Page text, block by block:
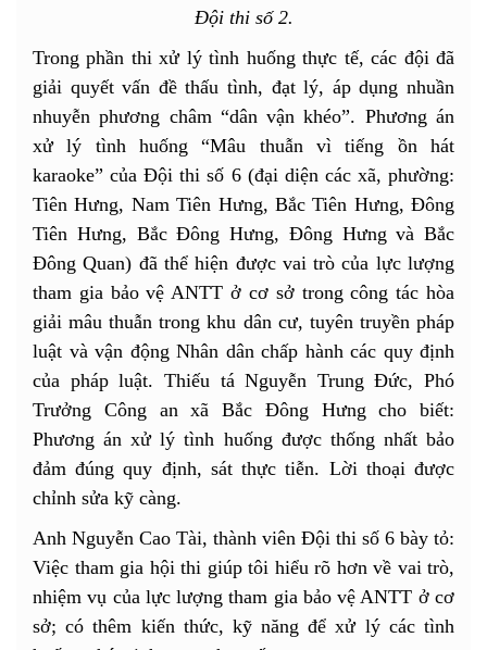
Đội thi số 2.
Trong phần thi xử lý tình huống thực tế, các đội đã
giải quyết vấn đề thấu tình, đạt lý, áp dụng nhuần
nhuyễn phương châm “dân vận khéo”. Phương án
xử lý tình huống “Mâu thuẫn vì tiếng ồn hát
karaoke” của Đội thi số 6 (đại diện các xã, phường:
Tiên Hưng, Nam Tiên Hưng, Bắc Tiên Hưng, Đông
Tiên Hưng, Bắc Đông Hưng, Đông Hưng và Bắc
Đông Quan) đã thể hiện được vai trò của lực lượng
tham gia bảo vệ ANTT ở cơ sở trong công tác hòa
giải mâu thuẫn trong khu dân cư, tuyên truyền pháp
luật và vận động Nhân dân chấp hành các quy định
của pháp luật. Thiếu tá Nguyễn Trung Đức, Phó
Trưởng Công an xã Bắc Đông Hưng cho biết:
Phương án xử lý tình huống được thống nhất bảo
đảm đúng quy định, sát thực tiễn. Lời thoại được
chỉnh sửa kỹ càng.
Anh Nguyễn Cao Tài, thành viên Đội thi số 6 bày tỏ:
Việc tham gia hội thi giúp tôi hiểu rõ hơn về vai trò,
nhiệm vụ của lực lượng tham gia bảo vệ ANTT ở cơ
sở; có thêm kiến thức, kỹ năng để xử lý các tình